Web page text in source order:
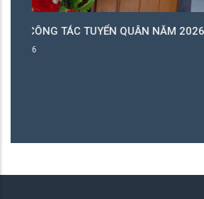
HỘI NGHỊ SƠ KẾT TÌNH HÌNH, KẾT
HIỆN NGHỊ QUYẾT SỐ 57-NQ/